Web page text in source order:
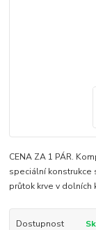
CENA ZA 1 PÁR.
speciální konstrukce
průtok krve v dolních
Dostupnost